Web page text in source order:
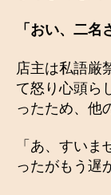
「おい、二名
店主は私語厳
て怒り心頭ら
ったため、他
「あ、すい
ったがもう遅